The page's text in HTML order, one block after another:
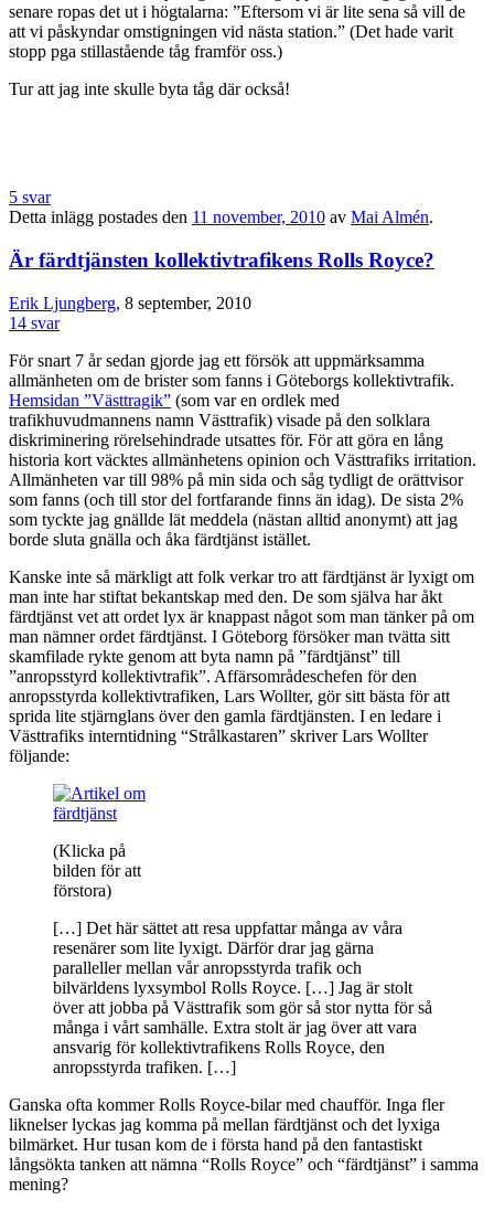
senare ropas det ut i högtalarna: ”Eftersom vi är lite sena så vill de
att vi påskyndar omstigningen vid nästa station.” (Det hade varit
stopp pga stillastående tåg framför oss.)
Tur att jag inte skulle byta tåg där också!
5 svar
Detta inlägg postades den 11 november, 2010 av Mai Almén.
Är färdtjänsten kollektivtrafikens Rolls Royce?
Erik Ljungberg, 8 september, 2010
14 svar
För snart 7 år sedan gjorde jag ett försök att uppmärksamma
allmänheten om de brister som fanns i Göteborgs kollektivtrafik.
Hemsidan ”Västtragik” (som var en ordlek med
trafikhuvudmannens namn Västtrafik) visade på den solklara
diskriminering rörelsehindrade utsattes för. För att göra en lång
historia kort väcktes allmänhetens opinion och Västtrafiks irritation.
Allmänheten var till 98% på min sida och såg tydligt de orättvisor
som fanns (och till stor del fortfarande finns än idag). De sista 2%
som tyckte jag gnällde lät meddela (nästan alltid anonymt) att jag
borde sluta gnälla och åka färdtjänst istället.
Kanske inte så märkligt att folk verkar tro att färdtjänst är lyxigt om
man inte har stiftat bekantskap med den. De som själva har åkt
färdtjänst vet att ordet lyx är knappast något som man tänker på om
man nämner ordet färdtjänst. I Göteborg försöker man tvätta sitt
skamfilade rykte genom att byta namn på ”färdtjänst” till
”anropsstyrd kollektivtrafik”. Affärsområdeschefen för den
anropsstyrda kollektivtrafiken, Lars Wollter, gör sitt bästa för att
sprida lite stjärnglans över den gamla färdtjänsten. I en ledare i
Västtrafiks interntidning “Strålkastaren” skriver Lars Wollter
följande:
(Klicka på
bilden för att
förstora)
[…] Det här sättet att resa uppfattar många av våra
resenärer som lite lyxigt. Därför drar jag gärna
paralleller mellan vår anropsstyrda trafik och
bilvärldens lyxsymbol Rolls Royce. […] Jag är stolt
över att jobba på Västtrafik som gör så stor nytta för så
många i vårt samhälle. Extra stolt är jag över att vara
ansvarig för kollektivtrafikens Rolls Royce, den
anropsstyrda trafiken. […]
Ganska ofta kommer Rolls Royce-bilar med chaufför. Inga fler
liknelser lyckas jag komma på mellan färdtjänst och det lyxiga
bilmärket. Hur tusan kom de i första hand på den fantastiskt
långsökta tanken att nämna “Rolls Royce” och “färdtjänst” i samma
mening?